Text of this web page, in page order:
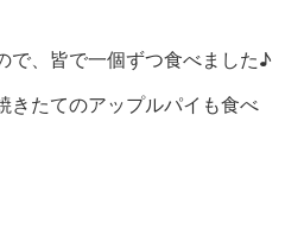
で、皆で一個ずつ食べました♪
きたてのアップルパイも食べ